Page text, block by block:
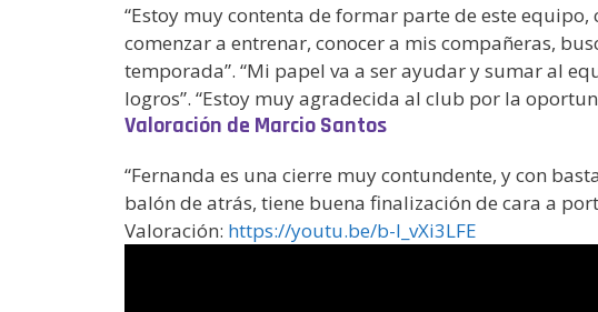
“Estoy muy contenta de formar parte de este
comenzar a entrenar, conocer a mis compañeras,
temporada”. “Mi papel va a ser ayudar y sumar al
logros”. “Estoy muy agradecida al club por la
Valoración de Marcio Santos
“Fernanda es una cierre muy contundente, y con
balón de atrás, tiene buena finalización de cara a
Valoración: https://youtu.be/b-l_vXi3LFE